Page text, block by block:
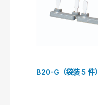
B20-G（袋装 5 件）